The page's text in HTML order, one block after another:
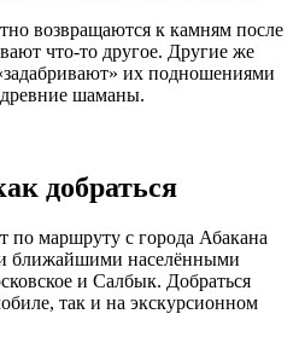
возвращаются к камням после
что-то другое. Другие же
их подношениями
шаманы.
добраться
по маршруту с города Абакана
ближайшими населёнными
и Салбык. Добраться
так и на экскурсионном